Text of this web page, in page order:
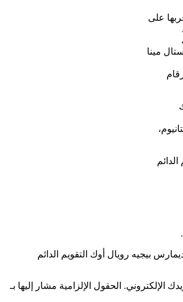
مينا
بيجيه رويال أوك التقويم الدائم
الإلكتروني. الحقول الإلزامية مشار إليها بـ